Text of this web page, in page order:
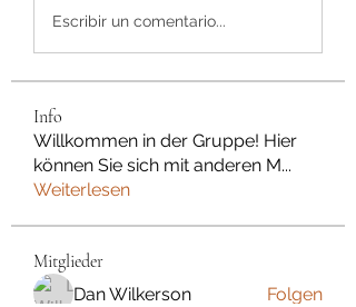
Escribir un comentario...
Info
Willkommen in der Gruppe! Hier
können Sie sich mit anderen M...
Weiterlesen
Mitglieder
Dan Wilkerson Folgen